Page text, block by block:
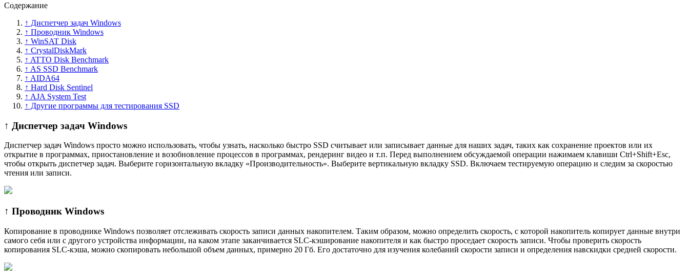
Содержание
↑ Диспетчер задач Windows
↑ Проводник Windows
↑ WinSAT Disk
↑ CrystalDiskMark
↑ ATTO Disk Benchmark
↑ AS SSD Benchmark
↑ AIDA64
↑ Hard Disk Sentinel
↑ AJA System Test
↑ Другие программы для тестирования SSD
↑ Диспетчер задач Windows
Диспетчер задач Windows просто можно использовать, чтобы узнать, насколько быстро SSD считывает или записывает данные для наших задач, таких как сохранение проектов или их
открытие в программах, приостановление и возобновление процессов в программах, рендеринг видео и т.п. Перед выполнением обсуждаемой операции нажимаем клавиши Ctrl+Shift+Esc,
чтобы открыть диспетчер задач. Выберите горизонтальную вкладку «Производительность». Выберите вертикальную вкладку SSD. Включаем тестируемую операцию и следим за скоростью
чтения или записи.
↑ Проводник Windows
Копирование в проводнике Windows позволяет отслеживать скорость записи данных накопителем. Таким образом, можно определить скорость, с которой накопитель копирует данные внутри
самого себя или с другого устройства информации, на каком этапе заканчивается SLC-кэширование накопителя и как быстро проседает скорость записи. Чтобы проверить скорость
копирования SLC-кэша, можно скопировать небольшой объем данных, примерно 20 Гб. Его достаточно для изучения колебаний скорости записи и определения навскидки средней скорости.